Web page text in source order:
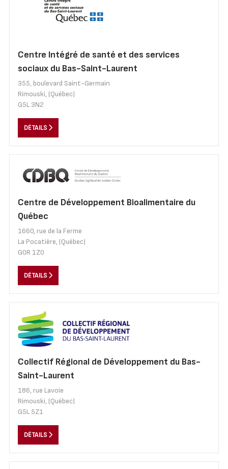
Centre Intégré de santé et des services
sociaux du Bas-Saint-Laurent
355, boulevard Saint-Germain
Rimouski, (Québec)
G5L 3N2
DÉTAILS
Centre de Développement Bioalimentaire du
Québec
1660, rue de la Ferme
La Pocatière, (Québec)
G0R 1Z0
DÉTAILS
Collectif Régional de Développement du Bas-
Saint-Laurent
186, rue Lavoie
Rimouski, (Québec)
G5L 5Z1
DÉTAILS